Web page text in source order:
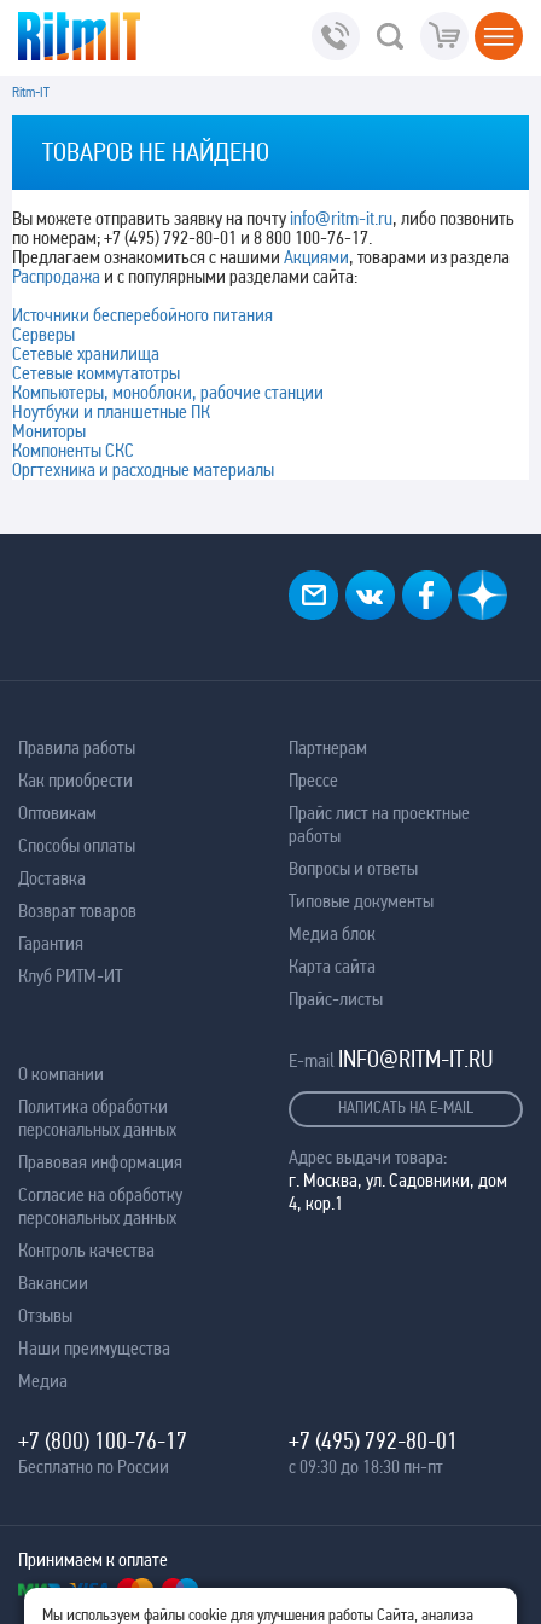
Ritm-IT
ТОВАРОВ НЕ НАЙДЕНО
Вы можете отправить заявку на почту info@ritm-it.ru, либо позвонить
по номерам; +7 (495) 792-80-01 и 8 800 100-76-17.
Предлагаем ознакомиться с нашими Акциями, товарами из раздела
Распродажа и с популярными разделами сайта:
Источники бесперебойного питания
Серверы
Сетевые хранилища
Сетевые коммутатотры
Компьютеры, моноблоки, рабочие станции
Ноутбуки и планшетные ПК
Мониторы
Компоненты СКС
Оргтехника и расходные материалы
Правила работы
Как приобрести
Оптовикам
Способы оплаты
Доставка
Возврат товаров
Гарантия
Клуб РИТМ-ИТ
Партнерам
Прессе
Прайс лист на проектные
работы
Вопросы и ответы
Типовые документы
Медиа блок
Карта сайта
Прайс-листы
О компании
Политика обработки
персональных данных
Правовая информация
Согласие на обработку
персональных данных
Контроль качества
Вакансии
Отзывы
Наши преимущества
Медиа
E-mail INFO@RITM-IT.RU
НАПИСАТЬ НА E-MAIL
Адрес выдачи товара:
г. Москва, ул. Садовники, дом
4, кор.1
+7 (800) 100-76-17
Бесплатно по России
+7 (495) 792-80-01
с 09:30 до 18:30 пн-пт
Принимаем к оплате
Мы используем файлы cookie для улучшения работы Сайта, анализа